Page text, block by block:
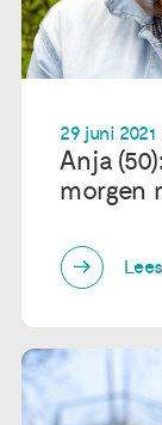
29 juni 2021
Anja
morgen